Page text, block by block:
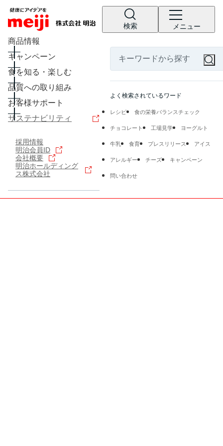
検索 メニュー
商品情報
キャンペーン
食を知る・楽しむ
品質への取り組み
お客様サポート
サステナビリティ
採用情報
明治会員ID
会社概要
明治ホールディング
ス株式会社
よく検索されているワード
レシピ 食の栄養バランスチェック
チョコレート 工場見学 ヨーグルト
牛乳 食育 プレスリリース アイス
アレルギー チーズ キャンペーン
問い合わせ